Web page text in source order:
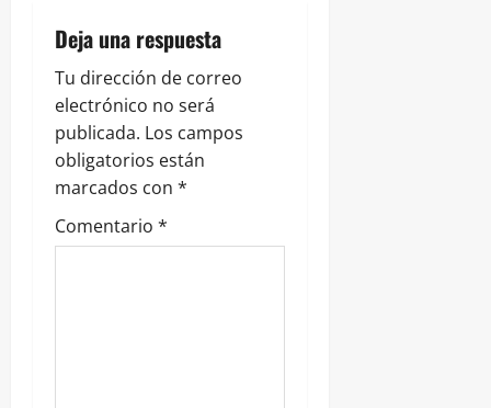
n
t
r
a
d
a
Deja una respuesta
Tu dirección de correo
electrónico no será
publicada. Los campos
obligatorios están
marcados con *
Comentario *